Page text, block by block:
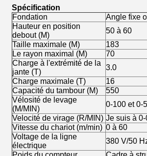
Spécification
Fondation
Angle fixe
Hauteur en position
debout (M)
50 à 60
Taille maximale (M)
183
Le rayon maximal (M)
70
Charge à l'extrémité de la
jante (T)
3.0
Charge maximale (T)
16
Capacité du tambour (M)
550
Vélosité de levage
(M/MIN)
0-100 et 0-
Velocité de virage (R/MIN) Je suis à 0-
Vitesse du chariot (m/min) 0 à 60
Voltage de la ligne
électrique
380 V/50